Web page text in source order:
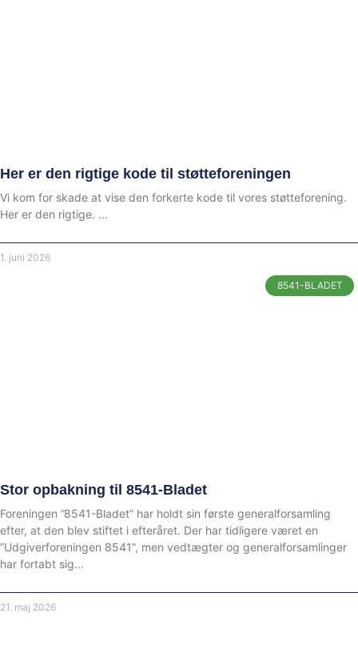
Her er den rigtige kode til støtteforeningen
Vi kom for skade at vise den forkerte kode til vores støtteforening.
Her er den rigtige.
1. juni 2026
8541-BLADET
Stor opbakning til 8541-Bladet
Foreningen ”8541-Bladet” har holdt sin første generalforsamling
efter, at den blev stiftet i efteråret. Der har tidligere været en
”Udgiverforeningen 8541”, men vedtægter og generalforsamlinger
har fortabt sig
21. maj 2026